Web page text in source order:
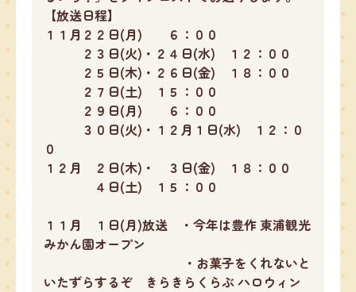
【放送日程】
１１月２２日(月) ６：００
２３日(火)・２４日(水) １２：００
２５日(木)・２６日(金) １８：００
２７日(土) １５：００
２９日(月) ６：００
３０日(火)・１２月１日(水) １２：０
０
１２月 ２日(木)・ ３日(金) １８：００
４日(土) １５：００
１１月 １日(月)放送 ・今年は豊作 東浦観光
みかん園オープン
・お菓子をくれないと
いたずらするぞ きらきらくらぶ ハロウィン